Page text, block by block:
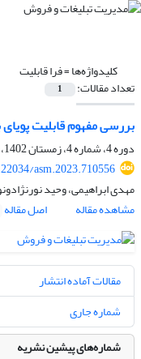
کلیدواژه‌ها =فرا قابلیت
تعداد مقالات: 1
بررسی مفهوم قابلیت پویای
دوره 4، شماره 4، زمستان 1402، صفحه
asm.2023.710556
مهدی ابراهیمی، وحید
مشاهده مقاله
اصل مقاله
مقالات آماده انتشار
شماره جاری
شماره‌های پیشین نشریه